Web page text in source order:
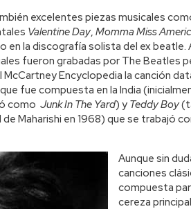
excelentes piezas musicales
Valentine Day, Momma Miss
en la discografía solista del ex
fueron grabadas por The Beatles
Encyclopedia la canción
fue compuesta en la India
como Junk In The Yard) y Teddy Boy
Maharishi en 1968) que se trabajó
Aunque sin
canciones
compuesta
cereza